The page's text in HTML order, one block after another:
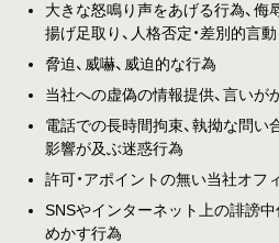
大きな怒鳴り声をあげる行為、侮
揚げ足取り、人格否定・差別的言動
脅迫、威嚇、威迫的な行為
当社への虚偽の情報提供、言いが
電話での長時間拘束、執拗な問い
影響が及ぶ迷惑行為
許可・アポイントの無い当社オフ
SNSやインターネット上の誹謗
めかす行為